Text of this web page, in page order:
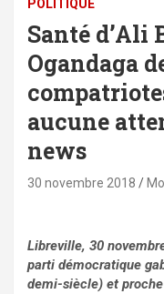
POLITIQUE
Santé d’Ali
Ogandaga
aucune
news
30 novembre 2018
Libreville, 30
parti démocratique
demi-siècle) et